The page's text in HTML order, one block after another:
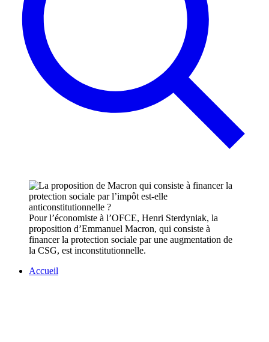
Pour l’économiste à l’OFCE, Henri Sterdyniak, la
proposition d’Emmanuel Macron, qui consiste à
financer la protection sociale par une augmentation de
la CSG, est inconstitutionnelle.
Accueil